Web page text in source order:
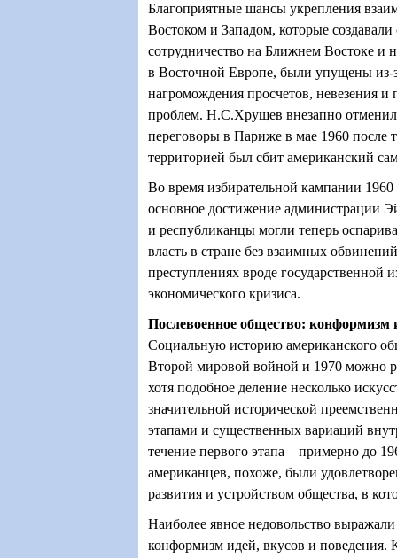
Благоприятные шансы укрепления
Востоком и Западом, которые создавали
сотрудничество на Ближнем Востоке
в Восточной Европе, были упущены из-
нагромождения просчетов, невезения и
проблем. Н.С.Хрущев внезапно отменил
переговоры в Париже в мае 1960 после
территорией был сбит американский
Во время избирательной кампании
основное достижение администрации
и республиканцы могли теперь
власть в стране без взаимных
преступлениях вроде государственной
экономического кризиса.
Послевоенное общество: конформизм
Социальную историю американского
Второй мировой войной и 1970 можно
хотя подобное деление несколько
значительной исторической
этапами и существенных вариаций
течение первого этапа – примерно до
американцев, похоже, были
развития и устройством общества, в
Наиболее явное недовольство выражали
конформизм идей, вкусов и поведения.